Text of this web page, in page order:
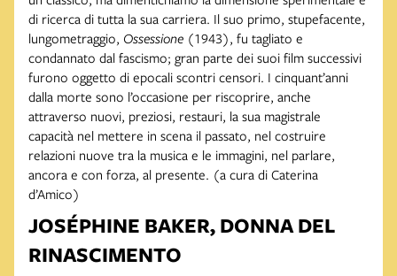
di ricerca di tutta la sua carriera. Il suo primo, stupefacente,
lungometraggio, Ossessione (1943), fu tagliato e
condannato dal fascismo; gran parte dei suoi film successivi
furono oggetto di epocali scontri censori. I cinquant’anni
dalla morte sono l’occasione per riscoprire, anche
attraverso nuovi, preziosi, restauri, la sua magistrale
capacità nel mettere in scena il passato, nel costruire
relazioni nuove tra la musica e le immagini, nel parlare,
ancora e con forza, al presente. (a cura di Caterina
d’Amico)
JOSÉPHINE BAKER, DONNA DEL
RINASCIMENTO